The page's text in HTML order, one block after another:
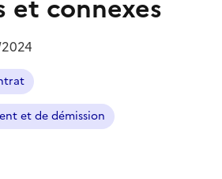
et connexes
et de démission